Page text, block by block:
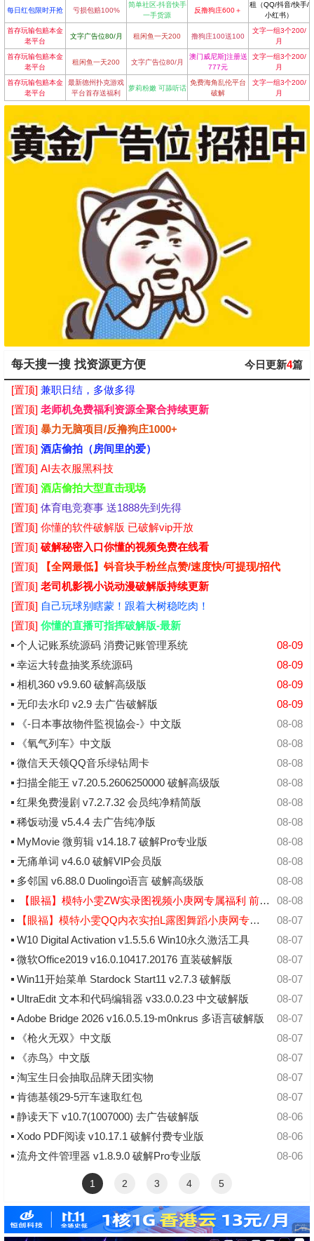
每日红包限时开抢 亏损包赔100%
简单社区-抖音快手
一手货源
反撸狗庄600＋
租（QQ/抖音/快手/
小红书）
首存玩输包赔本金
老平台
文字广告位80/月 租闲鱼一天200 撸狗庄100送100
文字一组3个200/
月
首存玩输包赔本金
老平台
租闲鱼一天200 文字广告位80/月
澳门威尼斯]注册送
777元
文字一组3个200/
月
首存玩输包赔本金
老平台
最新德州扑克游戏
平台首存送福利
萝莉粉嫩 可舔听话
免费海角乱伦平台
破解
文字一组3个200/
月
今日更新4篇
每天搜一搜 找资源更方便
[置顶] 兼职日结，多做多得
[置顶] 老师机免费福利资源全聚合持续更新
[置顶] 暴力无脑项目/反撸狗庄1000+
[置顶] 酒店偷拍（房间里的爱）
[置顶] AI去衣服黑科技
[置顶] 酒店偷拍大型直击现场
[置顶] 体育电竞赛事 送1888先到先得
[置顶] 你懂的软件破解版 已破解vip开放
[置顶] 破解秘密入口你懂的视频免费在线看
[置顶]
【全网最低】钭音块手粉丝点赞/速度快/可提现/招代
[置顶] 老司机影视小说动漫破解版持续更新
[置顶] 自己玩球别瞎蒙！跟着大树稳吃肉！
[置顶] 你懂的直播可指挥破解版-最新
08-09
个人记账系统源码 消费记账管理系统
08-09
幸运大转盘抽奖系统源码
08-09
相机360 v9.9.60 破解高级版
08-09
无印去水印 v2.9 去广告破解版
08-08
《-日本事故物件監視協会-》中文版
08-08
《氧气列车》中文版
08-08
微信天天领QQ音乐绿钻周卡
08-08
扫描全能王 v7.20.5.2606250000 破解高级版
08-08
红果免费漫剧 v7.2.7.32 会员纯净精简版
08-08
稀饭动漫 v5.4.4 去广告纯净版
08-08
MyMovie 微剪辑 v14.18.7 破解Pro专业版
08-08
无痛单词 v4.6.0 破解VIP会员版
08-08
多邻国 v6.88.0 Duolingo语言 破解高级版
08-08
【眼福】模特小雯ZW实录图视频小庚网专属福利 前10送实物福利你懂的
08-07
【眼福】模特小雯QQ内衣实拍L露图舞蹈小庚网专属福利
08-07
W10 Digital Activation v1.5.5.6 Win10永久激活工具
08-07
微软Office2019 v16.0.10417.20176 直装破解版
08-07
Win11开始菜单 Stardock Start11 v2.7.3 破解版
08-07
UltraEdit 文本和代码编辑器 v33.0.0.23 中文破解版
08-07
Adobe Bridge 2026 v16.0.5.19-m0nkrus 多语言破解版
08-07
《枪火无双》中文版
08-07
《赤鸟》中文版
08-07
淘宝生日会抽取品牌天团实物
08-07
肯德基领29-5亓车速取红包
08-06
静读天下 v10.7(1007000) 去广告破解版
08-06
Xodo PDF阅读 v10.17.1 破解付费专业版
08-06
流舟文件管理器 v1.8.9.0 破解Pro专业版
1 2 3 4 5